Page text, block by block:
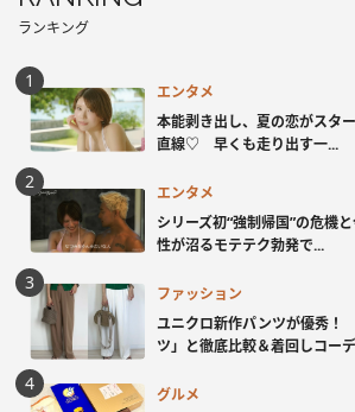
ランキング
エンタメ
本能剥き出し、夏の恋がスタ
直線♡ 早くも走り出す一...
エンタメ
シリーズ初“強制帰国”の危機
性が沼るモテテク勃発で...
ファッション
ユニクロ新作パンツが優秀！
ツ」と徹底比較＆着回しコー
グルメ